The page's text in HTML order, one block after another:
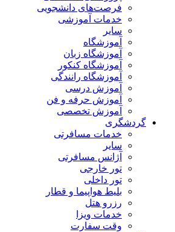
فرصت‌های دانشجویی
خدمات آموزشی
سایر
آموزشگاه
آموزشگاه زبان
آموزشگاه کنکور
آموزشگاه رانندگی
آموزش درسی
آموزش حرفه و فن
آموزش تخصصی
گردشگری
خدمات مسافرتی
سایر
آژانس مسافرتی
تور خارجی
تور داخلی
بلیط هواپیما و قطار
رزرو هتل
خدمات ویزا
وقت سفارت